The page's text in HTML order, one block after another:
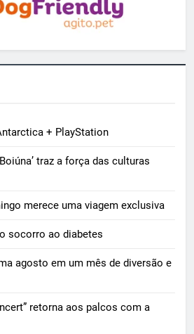
+ PlayStation
traz a força das culturas
merece uma viagem exclusiva
socorro ao diabetes
agosto em um mês de diversão e
retorna aos palcos com a